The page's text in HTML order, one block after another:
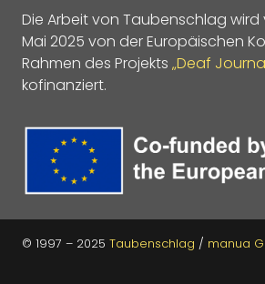
Die Arbeit von Taubenschlag wird
Mai 2025 von der Europäischen
Rahmen des Projekts „Deaf
kofinanziert.
© 1997 – 2025 Taubenschlag / manua